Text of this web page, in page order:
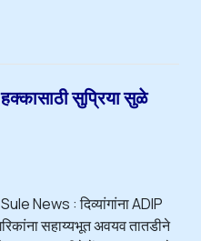
सुप्रिया सुळे
News : दिव्यांगांना ADIP
सहाय्यभूत अवयव तातडीने